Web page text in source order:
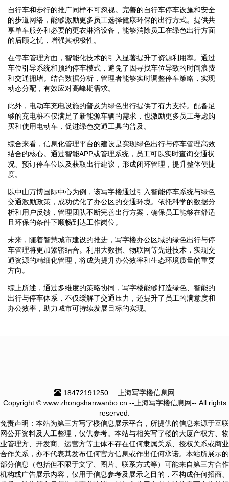
自行车和步行的推广同样不可忽视。完善的自行车停车设施和安全
的步道网络，能够激励更多员工选择健康环保的出行方式。提供共
享单车服务和必要的更衣淋浴设备，能够消除员工在绿色出行方面
的后顾之忧，增强其积极性。
在停车管理方面，智能化技术的引入显著提升了资源利用率。通过
车位引导系统和预约停车模式，避免了因寻找车位导致的时间浪费
和交通拥堵。结合数据分析，管理者能够实时调整停车策略，实现
动态分配，有效应对高峰期需求。
此外，电动车充电设施的普及为绿色出行提供了有力支持。配备足
够的充电桩不仅满足了新能源车辆的需求，也激励更多员工考虑购
买和使用电动车，促进绿色交通工具的普及。
综合来看，信息化管理平台的建设是实现绿色出行与停车管理高效
结合的核心。通过智能APP或管理系统，员工可以实时查询交通状
况、预订停车位以及获取出行建议，形成闭环管理，提升整体便捷
度。
以中山万博国际中心为例，该写字楼通过引入智能停车系统与绿色
交通激励政策，成功优化了办公区的交通环境。依托科学的数据分
析和用户反馈，管理团队不断完善出行方案，确保员工能够在舒适
且环保的条件下顺畅到达工作岗位。
未来，随着智慧城市建设的推进，写字楼办公区域的绿色出行与停
车管理将更加紧密结合。利用大数据、物联网等先进技术，实现交
通资源的精细化管理，将成为提升办公效率和生态环境质量的重要
方向。
综上所述，通过多维度的策略协同，写字楼能够打造绿色、智能的
出行与停车体系，不仅缓解了交通压力，还提升了员工的满意度和
办公效率，助力城市可持续发展目标的实现。
18472191250
上海写字楼信息网
Copyright © www.zhongshanwanbo.cn --上海写字楼信息网-- All rights
reserved.
免责声明：本站为第三方写字楼信息展示平台，所提供的信息来源于互联
网公开资料及人工整理，仅供参考。本站与相关写字楼的大厦产权方、物
业管理方、开发商、运营方等主体不存在任何隶属关系、授权关系或商业
合作关系，亦不代表其发布任何官方信息或作出任何承诺。本站所展示的
部分信息（包括但不限于文字、图片、联系方式等）可能来自第三方合作
机构或广告展示内容，仅用于信息参考及展示之目的，不构成任何招商、